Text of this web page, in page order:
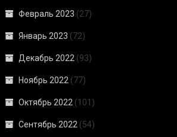
Февраль 2023 (27)
Январь 2023 (72)
Декабрь 2022 (93)
Ноябрь 2022 (77)
Октябрь 2022 (101)
Сентябрь 2022 (54)